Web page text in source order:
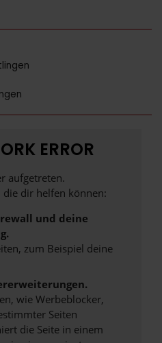
ERROR
aufgetreten.
die dir helfen können:
und deine
zum Beispiel deine
wie Werbeblocker,
Seiten
die Seite in einem